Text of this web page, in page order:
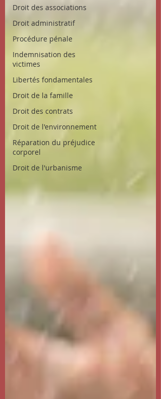
Droit des associations
Droit administratif
Procédure pénale
Indemnisation des
victimes
Libertés fondamentales
Droit de la famille
Droit des contrats
Droit de l'environnement
Réparation du préjudice
corporel
Droit de l'urbanisme